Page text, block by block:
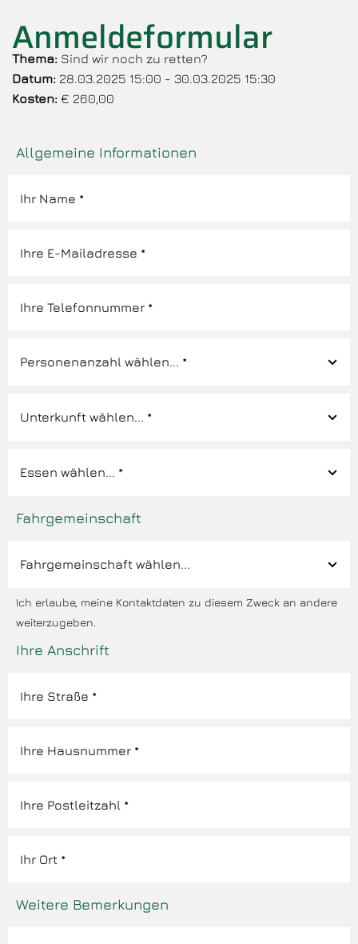
Anmeldeformular
Thema: Sind wir noch zu retten?
Datum: 28.03.2025 15:00 - 30.03.2025 15:30
Kosten: € 260,00
Allgemeine Informationen
Fahrgemeinschaft
Ich erlaube, meine Kontaktdaten zu diesem Zweck an andere
weiterzugeben.
Ihre Anschrift
Weitere Bemerkungen